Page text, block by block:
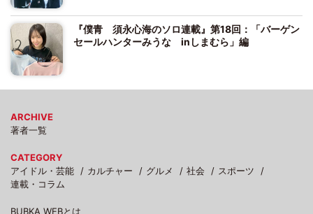
『僕青 須永心海のソロ連載』第18回：「バーゲン
セールハンターみうな inしまむら」編
ARCHIVE
著者一覧
CATEGORY
アイドル・芸能
カルチャー グルメ 社会
スポーツ
連載・コラム
BUBKA WEBとは